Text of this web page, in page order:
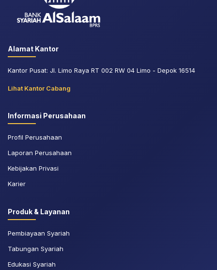
Alamat Kantor
Kantor Pusat: Jl. Limo Raya RT 002 RW 04 Limo - Depok 16514
Lihat Kantor Cabang
Informasi Perusahaan
Profil Perusahaan
Laporan Perusahaan
Kebijakan Privasi
Karier
Produk & Layanan
Pembiayaan Syariah
Tabungan Syariah
Edukasi Syariah